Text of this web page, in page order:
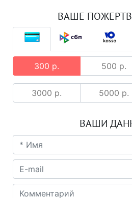
ВАШЕ
300 р. 500 р.
3000 р. 5000 р.
ВАШИ